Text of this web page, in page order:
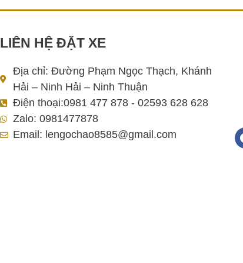
LIÊN HỆ ĐẶT XE
Địa chỉ: Đường Phạm Ngọc Thạch, Khánh
Hải – Ninh Hải – Ninh Thuận
Điện thoại:0981 477 878 - 02593 628 628
Zalo: 0981477878
Email: lengochao8585@gmail.com